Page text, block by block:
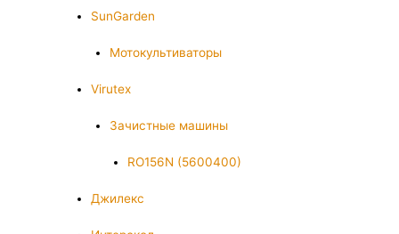
SunGarden
Мотокультиваторы
Virutex
Зачистные машины
RO156N (5600400)
Джилекс